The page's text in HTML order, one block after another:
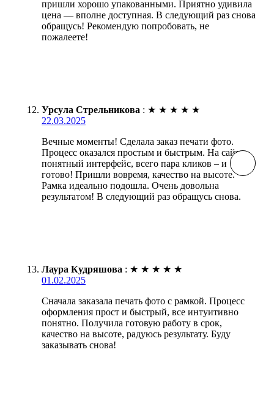
пришли хорошо упакованными. Приятно удивила
цена — вполне доступная. В следующий раз снова
обращусь! Рекомендую попробовать, не
пожалеете!
Урсула Стрельникова : ★ ★ ★ ★ ★
22.03.2025
Вечные моменты! Сделала заказ печати фото.
Процесс оказался простым и быстрым. На сайте
понятный интерфейс, всего пара кликов – и
готово! Пришли вовремя, качество на высоте.
Рамка идеально подошла. Очень довольна
результатом! В следующий раз обращусь снова.
Лаура Кудряшова : ★ ★ ★ ★ ★
01.02.2025
Сначала заказала печать фото с рамкой. Процесс
оформления прост и быстрый, все интуитивно
понятно. Получила готовую работу в срок,
качество на высоте, радуюсь результату. Буду
заказывать снова!